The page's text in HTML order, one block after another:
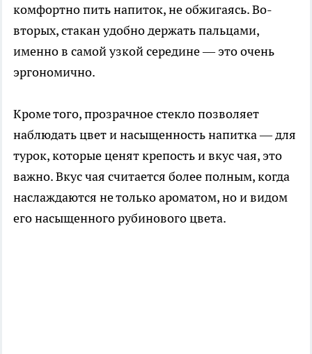
комфортно пить напиток, не обжигаясь. Во-
вторых, стакан удобно держать пальцами,
именно в самой узкой середине — это очень
эргономично.
Кроме того, прозрачное стекло позволяет
наблюдать цвет и насыщенность напитка — для
турок, которые ценят крепость и вкус чая, это
важно. Вкус чая считается более полным, когда
наслаждаются не только ароматом, но и видом
его насыщенного рубинового цвета.